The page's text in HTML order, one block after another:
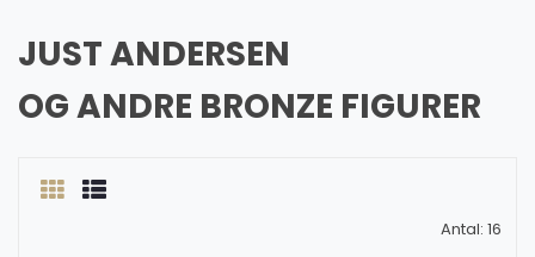
JUST ANDERSEN
OG ANDRE BRONZE FIGURER
Antal: 16